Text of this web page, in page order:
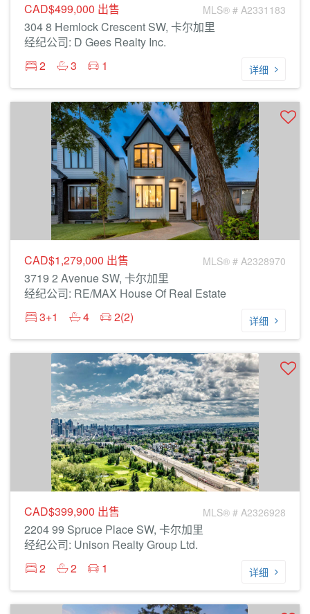
CAD$499,000 出售 MLS® # A2331183
304 8 Hemlock Crescent SW, 卡尔加里
经纪公司: D Gees Realty Inc.
2
3 1 详细
CAD$1,279,000 出售 MLS® # A2328970
3719 2 Avenue SW, 卡尔加里
经纪公司: RE/MAX House Of Real Estate
3+1
4 2(2) 详细
CAD$399,900 出售 MLS® # A2326928
2204 99 Spruce Place SW, 卡尔加里
经纪公司: Unison Realty Group Ltd.
2
2 1 详细